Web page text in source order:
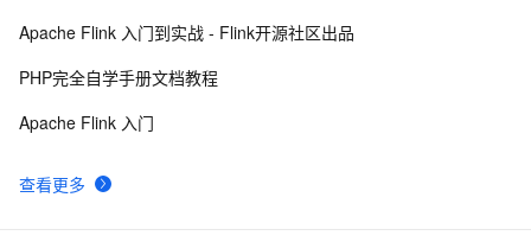
10c#兼容 PHP中的md5
查看更多
Apache Flink 入门到实战 - Flink开源社区出品
PHP完全自学手册文档教程
Apache Flink 入门